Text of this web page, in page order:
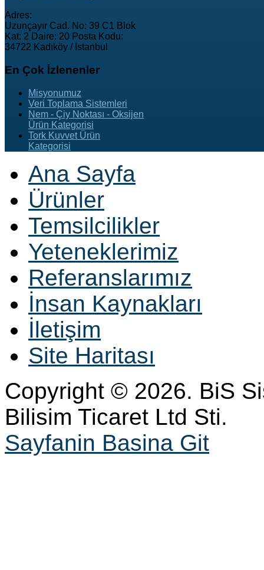
Adres:
Uzunçayır Cad. No: 39 C1 Blok
Kat: 2 Daire: 20 Posta Kodu:
34722 Kadıköy / İstanbul
En Çok İzlenenler
Misyonumuz
Veri Toplama Sistemleri
Nem - Çiy Noktası - Oksijen
Ürün Kategorisi
Tork Kuvvet Ürün
Kategorisi
Ana Sayfa
Ürünler
Temsilcilikler
Yeteneklerimiz
Referanslarımız
İnsan Kaynakları
İletişim
Site Haritası
Copyright © 2026. BiS
Bilisim Ticaret Ltd Sti.
Sayfanin Basina Git